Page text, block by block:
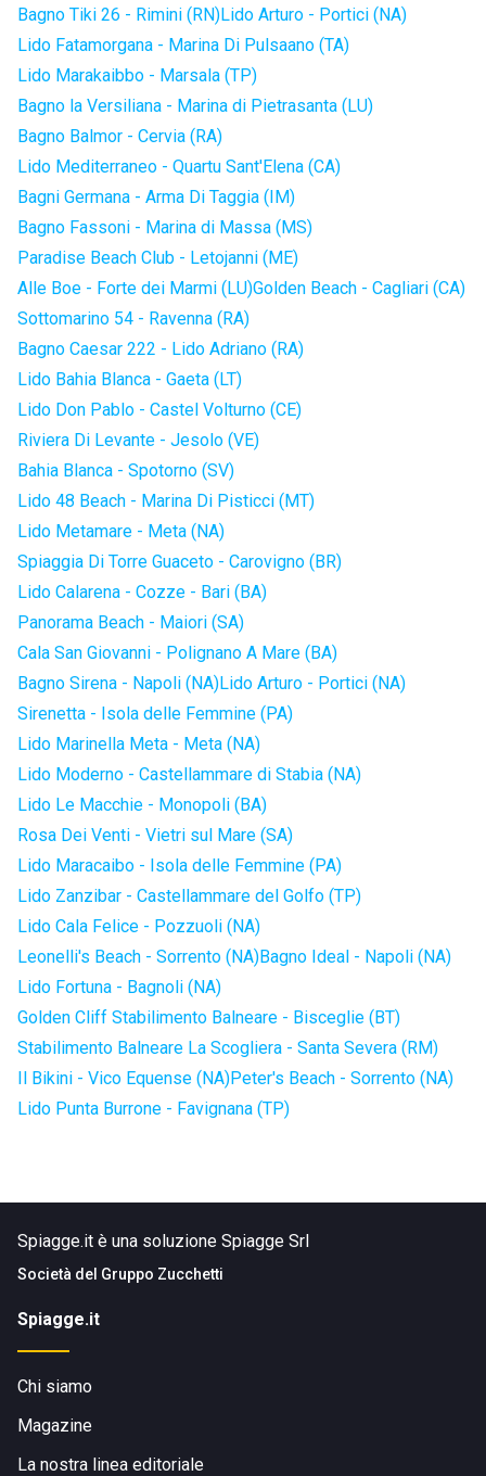
Bagno Tiki 26 - Rimini (RN)Lido Arturo - Portici (NA)
Lido Fatamorgana - Marina Di Pulsaano (TA)
Lido Marakaibbo - Marsala (TP)
Bagno la Versiliana - Marina di Pietrasanta (LU)
Bagno Balmor - Cervia (RA)
Lido Mediterraneo - Quartu Sant'Elena (CA)
Bagni Germana - Arma Di Taggia (IM)
Bagno Fassoni - Marina di Massa (MS)
Paradise Beach Club - Letojanni (ME)
Alle Boe - Forte dei Marmi (LU)Golden Beach - Cagliari (CA)
Sottomarino 54 - Ravenna (RA)
Bagno Caesar 222 - Lido Adriano (RA)
Lido Bahia Blanca - Gaeta (LT)
Lido Don Pablo - Castel Volturno (CE)
Riviera Di Levante - Jesolo (VE)
Bahia Blanca - Spotorno (SV)
Lido 48 Beach - Marina Di Pisticci (MT)
Lido Metamare - Meta (NA)
Spiaggia Di Torre Guaceto - Carovigno (BR)
Lido Calarena - Cozze - Bari (BA)
Panorama Beach - Maiori (SA)
Cala San Giovanni - Polignano A Mare (BA)
Bagno Sirena - Napoli (NA)Lido Arturo - Portici (NA)
Sirenetta - Isola delle Femmine (PA)
Lido Marinella Meta - Meta (NA)
Lido Moderno - Castellammare di Stabia (NA)
Lido Le Macchie - Monopoli (BA)
Rosa Dei Venti - Vietri sul Mare (SA)
Lido Maracaibo - Isola delle Femmine (PA)
Lido Zanzibar - Castellammare del Golfo (TP)
Lido Cala Felice - Pozzuoli (NA)
Leonelli's Beach - Sorrento (NA)Bagno Ideal - Napoli (NA)
Lido Fortuna - Bagnoli (NA)
Golden Cliff Stabilimento Balneare - Bisceglie (BT)
Stabilimento Balneare La Scogliera - Santa Severa (RM)
Il Bikini - Vico Equense (NA)Peter's Beach - Sorrento (NA)
Lido Punta Burrone - Favignana (TP)
Spiagge.it è una soluzione Spiagge Srl
Società del Gruppo Zucchetti
Spiagge.it
Chi siamo
Magazine
La nostra linea editoriale